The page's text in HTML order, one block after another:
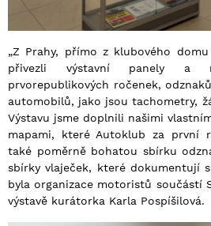
„Z Prahy, přímo z klubového
přivezli výstavní panely a
prvorepublikových ročenek,
automobilů, jako jsou tachometry,
Výstavu jsme doplnili našimi
mapami, které Autoklub za první
také poměrně bohatou sbírku
sbírky vlaječek, které dokumentují
byla organizace motoristů součástí
výstavě kurátorka Karla Pospíšilová.